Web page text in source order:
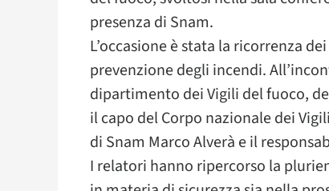
presenza di Snam.
L’occasione è stata la ricorrenza
prevenzione degli incendi.
dipartimento dei Vigili del fuoco,
il capo del Corpo nazionale dei
di Snam Marco Alverà e il
I relatori hanno ripercorso la